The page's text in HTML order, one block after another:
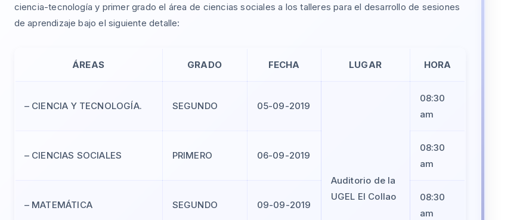
ciencia-tecnología y primer grado el área de ciencias sociales a los talleres para el desarrollo de sesiones
de aprendizaje bajo el siguiente detalle:
ÁREAS GRADO FECHA LUGAR HORA
– CIENCIA Y TECNOLOGÍA. SEGUNDO 05-09-2019
Auditorio de la
UGEL El Collao
08:30
am
– CIENCIAS SOCIALES PRIMERO 06-09-2019
08:30
am
– MATEMÁTICA SEGUNDO 09-09-2019
08:30
am